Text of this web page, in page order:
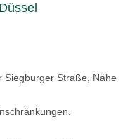
Siegburger Straße, Nähe